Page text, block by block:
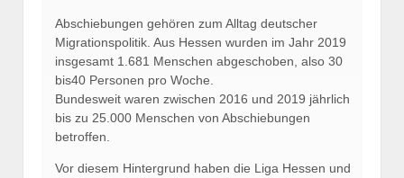
Abschiebungen gehören zum Alltag deutscher
Migrationspolitik. Aus Hessen wurden im Jahr 2019
insgesamt 1.681 Menschen abgeschoben, also 30
bis40 Personen pro Woche.
Bundesweit waren zwischen 2016 und 2019 jährlich
bis zu 25.000 Menschen von Abschiebungen
betroffen.
Vor diesem Hintergrund haben die Liga Hessen und